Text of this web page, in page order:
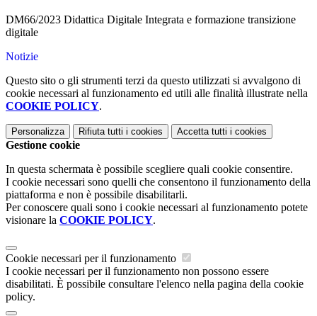
DM66/2023 Didattica Digitale Integrata e formazione transizione
digitale
Notizie
Questo sito o gli strumenti terzi da questo utilizzati si avvalgono di
cookie necessari al funzionamento ed utili alle finalità illustrate nella
COOKIE POLICY.
Personalizza Rifiuta tutti i cookies Accetta tutti i cookies
Gestione cookie
In questa schermata è possibile scegliere quali cookie consentire.
I cookie necessari sono quelli che consentono il funzionamento della
piattaforma e non è possibile disabilitarli.
Per conoscere quali sono i cookie necessari al funzionamento potete
visionare la COOKIE POLICY.
Cookie necessari per il funzionamento
I cookie necessari per il funzionamento non possono essere
disabilitati. È possibile consultare l'elenco nella pagina della cookie
policy.